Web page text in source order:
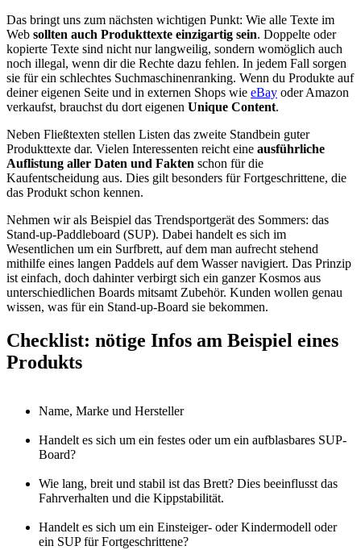
Das bringt uns zum nächsten wichtigen Punkt: Wie alle Texte im
Web sollten auch Produkttexte einzigartig sein. Doppelte oder
kopierte Texte sind nicht nur langweilig, sondern womöglich auch
noch illegal, wenn dir die Rechte dazu fehlen. In jedem Fall sorgen
sie für ein schlechtes Suchmaschinenranking. Wenn du Produkte auf
deiner eigenen Seite und in externen Shops wie eBay oder Amazon
verkaufst, brauchst du dort eigenen Unique Content.
Neben Fließtexten stellen Listen das zweite Standbein guter
Produkttexte dar. Vielen Interessenten reicht eine ausführliche
Auflistung aller Daten und Fakten schon für die
Kaufentscheidung aus. Dies gilt besonders für Fortgeschrittene, die
das Produkt schon kennen.
Nehmen wir als Beispiel das Trendsportgerät des Sommers: das
Stand-up-Paddleboard (SUP). Dabei handelt es sich im
Wesentlichen um ein Surfbrett, auf dem man aufrecht stehend
mithilfe eines langen Paddels auf dem Wasser navigiert. Das Prinzip
ist einfach, doch dahinter verbirgt sich ein ganzer Kosmos aus
unterschiedlichen Boards mitsamt Zubehör. Kunden wollen genau
wissen, was für ein Stand-up-Board sie bekommen.
Checklist: nötige Infos am Beispiel eines
Produkts
Name, Marke und Hersteller
Handelt es sich um ein festes oder um ein aufblasbares SUP-
Board?
Wie lang, breit und stabil ist das Brett? Dies beeinflusst das
Fahrverhalten und die Kippstabilität.
Handelt es sich um ein Einsteiger- oder Kindermodell oder
ein SUP für Fortgeschrittene?